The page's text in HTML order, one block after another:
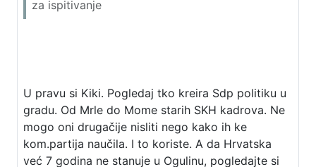
za ispitivanje
U pravu si Kiki. Pogledaj tko kreira Sdp politiku u
gradu. Od Mrle do Mome starih SKH kadrova. Ne
mogo oni drugačije nisliti nego kako ih ke
kom.partija naučila. I to koriste. A da Hrvatska
već 7 godina ne stanuje u Ogulinu, pogledajte si